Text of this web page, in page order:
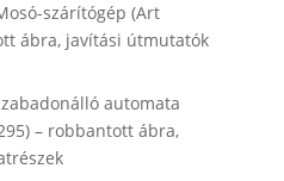
szárítógép (Art
ábra, javítási útmutatók
automata
– robbantott ábra,